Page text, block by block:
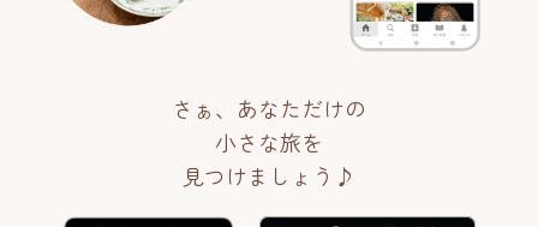
さぁ、あなただけの
小さな旅を
見つけましょう♪